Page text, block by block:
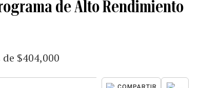
de Alto Rendimiento
$404,000